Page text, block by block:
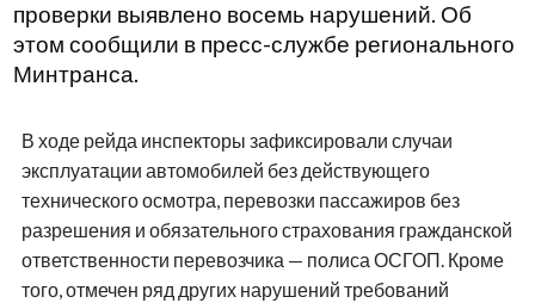
проверки выявлено восемь нарушений. Об
этом сообщили в пресс-службе регионального
Минтранса.
В ходе рейда инспекторы зафиксировали случаи
эксплуатации автомобилей без действующего
технического осмотра, перевозки пассажиров без
разрешения и обязательного страхования гражданской
ответственности перевозчика — полиса ОСГОП. Кроме
того, отмечен ряд других нарушений требований